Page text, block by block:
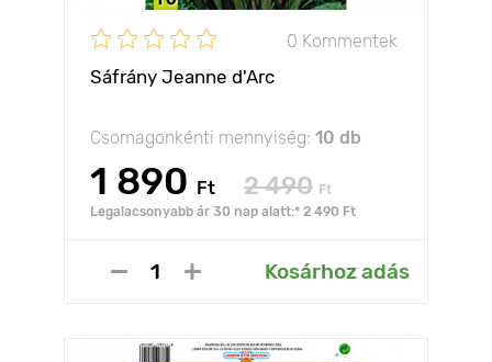
0 Kommentek
Sáfrány Jeanne d'Arc
Csomagonkénti mennyiség: 10 db
1 890 Ft 2 490 Ft
Legalacsonyabb ár 30 nap alatt:* 2 490 Ft
Kosárhoz adás